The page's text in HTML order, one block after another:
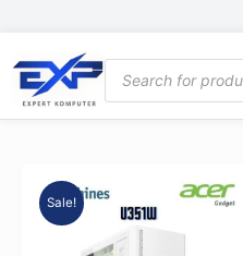
content
Products
search
Sale!